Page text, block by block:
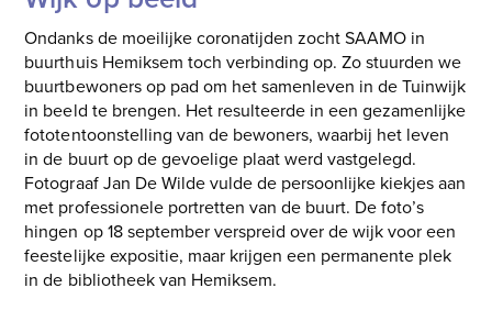
Ondanks de moeilijke coronatijden zocht SAAMO in
buurthuis Hemiksem toch verbinding op. Zo stuurden we
buurtbewoners op pad om het samenleven in de Tuinwijk
in beeld te brengen. Het resulteerde in een gezamenlijke
fototentoonstelling van de bewoners, waarbij het leven
in de buurt op de gevoelige plaat werd vastgelegd.
Fotograaf Jan De Wilde vulde de persoonlijke kiekjes aan
met professionele portretten van de buurt. De foto’s
hingen op 18 september verspreid over de wijk voor een
feestelijke expositie, maar krijgen een permanente plek
in de bibliotheek van Hemiksem.